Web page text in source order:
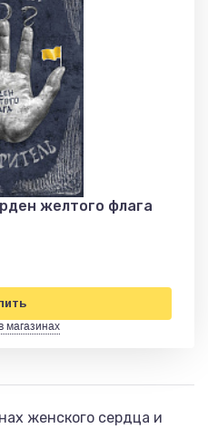
желтого флага
магазинах
женского сердца и